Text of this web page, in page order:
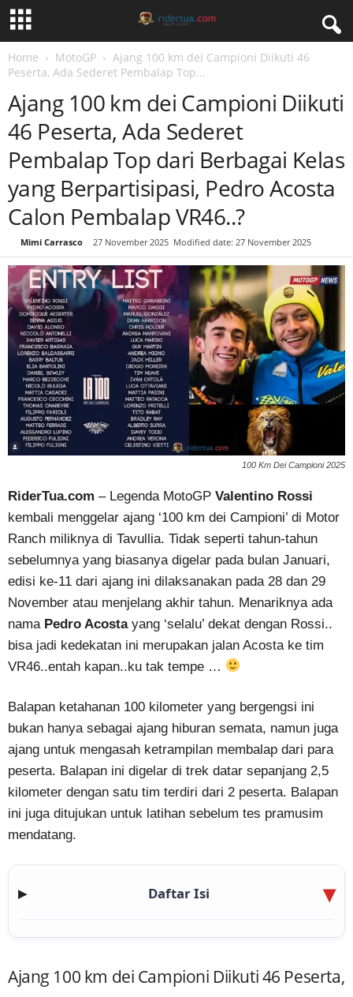
Home MotoGP
Ajang 100 km dei Campioni Diikuti 46
Peserta, Ada Sederet Pembalap Top...
Ajang 100 km dei Campioni Diikuti
46 Peserta, Ada Sederet
Pembalap Top dari Berbagai Kelas
yang Berpartisipasi, Pedro Acosta
Calon Pembalap VR46..?
Mimi Carrasco 27 November 2025 Modified date: 27 November 2025
100 Km Dei Campioni 2025
RiderTua.com – Legenda MotoGP Valentino Rossi
kembali menggelar ajang ‘100 km dei Campioni’ di Motor
Ranch miliknya di Tavullia. Tidak seperti tahun-tahun
sebelumnya yang biasanya digelar pada bulan Januari,
edisi ke-11 dari ajang ini dilaksanakan pada 28 dan 29
November atau menjelang akhir tahun. Menariknya ada
nama Pedro Acostayang ‘selalu’ dekat dengan Rossi..
bisa jadi kedekatan ini merupakan jalan Acosta ke tim
VR46..entah kapan..ku tak tempe …
Balapan ketahanan 100 kilometer yang bergengsi ini
bukan hanya sebagai ajang hiburan semata, namun juga
ajang untuk mengasah ketrampilan membalap dari para
peserta. Balapan ini digelar di trek datar sepanjang 2,5
kilometer dengan satu tim terdiri dari 2 peserta. Balapan
ini juga ditujukan untuk latihan sebelum tes pramusim
mendatang.
▶ Daftar Isi
Ajang 100 km dei Campioni Diikuti 46 Peserta,